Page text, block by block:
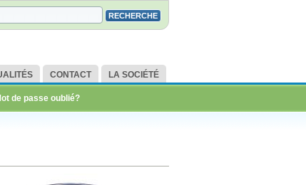
CONTACT LA SOCIÉTÉ
de passe oublié?